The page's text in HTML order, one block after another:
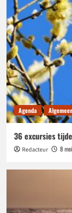
Agenda
36 excursies
Redacteur 8